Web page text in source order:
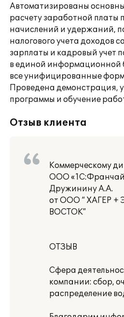
Автоматизированы
расчету заработной платы
начислений и удержаний,
налогового учета доходов
зарплаты и кадровый учет
в единой информационной
все унифицированные
Проведена демонстрация,
программы и обучение
Отзыв клиента
Коммерческому
ООО
Дружинину А.А.
от ООО “ ХАГЕР +
ВОСТОК”
ОТЗЫВ
Сфера
компании: сбор,
распределение